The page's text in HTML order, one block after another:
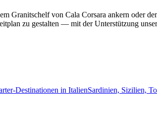
Granitschelf von Cala Corsara ankern oder
zu gestalten — mit der Unterstützung
Destinationen in ItalienSardinien, Sizilien,